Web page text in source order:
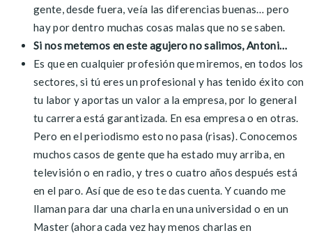
gente, desde fuera, veía las diferencias buenas… pero
hay por dentro muchas cosas malas que no se saben.
Si nos metemos en este agujero no salimos, Antoni…
Es que en cualquier profesión que miremos, en todos los
sectores, si tú eres un profesional y has tenido éxito con
tu labor y aportas un valor a la empresa, por lo general
tu carrera está garantizada. En esa empresa o en otras.
Pero en el periodismo esto no pasa (risas). Conocemos
muchos casos de gente que ha estado muy arriba, en
televisión o en radio, y tres o cuatro años después está
en el paro. Así que de eso te das cuenta. Y cuando me
llaman para dar una charla en una universidad o en un
Master (ahora cada vez hay menos charlas en